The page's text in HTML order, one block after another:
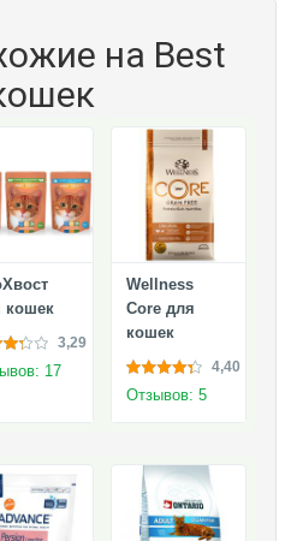
на Best
кошек
3,29
17
Wellness
Core для
кошек
4,40
Отзывов: 5